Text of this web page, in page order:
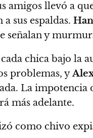
amigos llevó a
sus espaldas.
señalan y
chica bajo la
problemas, y
La impotencia
más adelante.
como chivo